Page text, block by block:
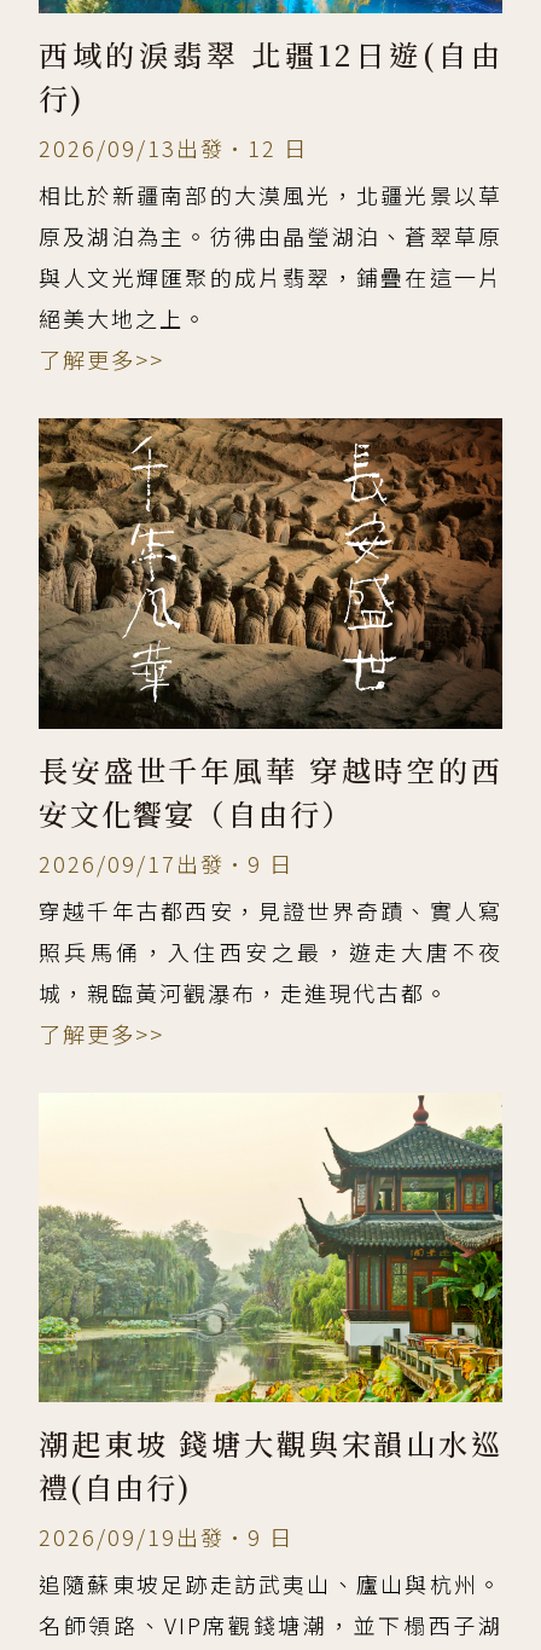
西域的淚翡翠 北疆12日遊(自由
行)
2026/09/13出發•12 日
相比於新疆南部的大漠風光，北疆光景以草
原及湖泊為主。彷彿由晶瑩湖泊、蒼翠草原
與人文光輝匯聚的成片翡翠，鋪疊在這一片
絕美大地之上。
了解更多>>
長安盛世千年風華 穿越時空的西
安文化饗宴（自由行）
2026/09/17出發•9 日
穿越千年古都西安，見證世界奇蹟、實人寫
照兵馬俑，入住西安之最，遊走大唐不夜
城，親臨黃河觀瀑布，走進現代古都。
了解更多>>
潮起東坡 錢塘大觀與宋韻山水巡
禮(自由行)
2026/09/19出發•9 日
追隨蘇東坡足跡走訪武夷山、廬山與杭州。
名師領路、VIP席觀錢塘潮，並下榻西子湖